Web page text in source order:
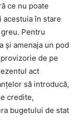
ce nu poate
în stare
Pentru
și amenaja un pod
de pe
act
să introducă,
credite,
bugetului de stat